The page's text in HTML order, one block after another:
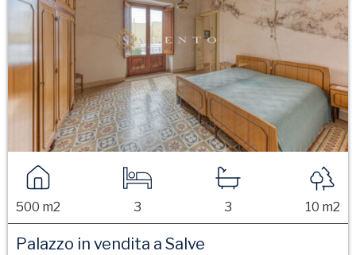
500 m2 3 3 10 m2
Palazzo in vendita a Salve